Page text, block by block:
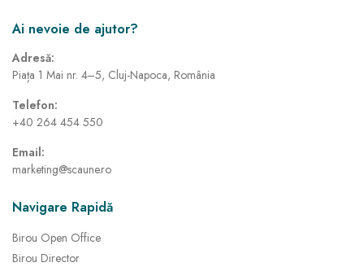
Ai nevoie de ajutor?
Adresă:
Piața 1 Mai nr. 4–5, Cluj-Napoca, România
Telefon:
+40 264 454 550
Email:
marketing@scaune.ro
Navigare Rapidă
Birou Open Office
Birou Director